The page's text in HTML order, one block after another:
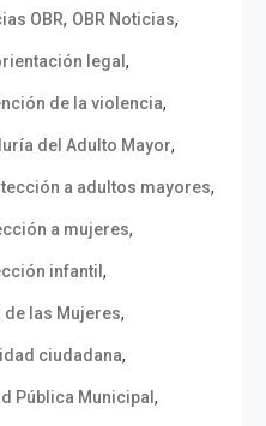
OBR, OBR Noticias,
legal,
de la violencia,
del Adulto Mayor,
a adultos mayores,
a mujeres,
infantil,
las Mujeres,
ciudadana,
Pública Municipal,